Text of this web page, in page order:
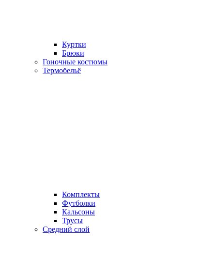
Куртки
Брюки
Гоночные костюмы
Термобельё
Комплекты
Футболки
Кальсоны
Трусы
Средний слой